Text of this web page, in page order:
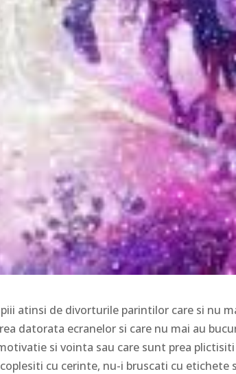
atinsi de divorturile parintilor care si nu
datorata ecranelor si care nu mai au
si vointa sau care sunt prea
cu cerinte, nu-i bruscati cu etichete